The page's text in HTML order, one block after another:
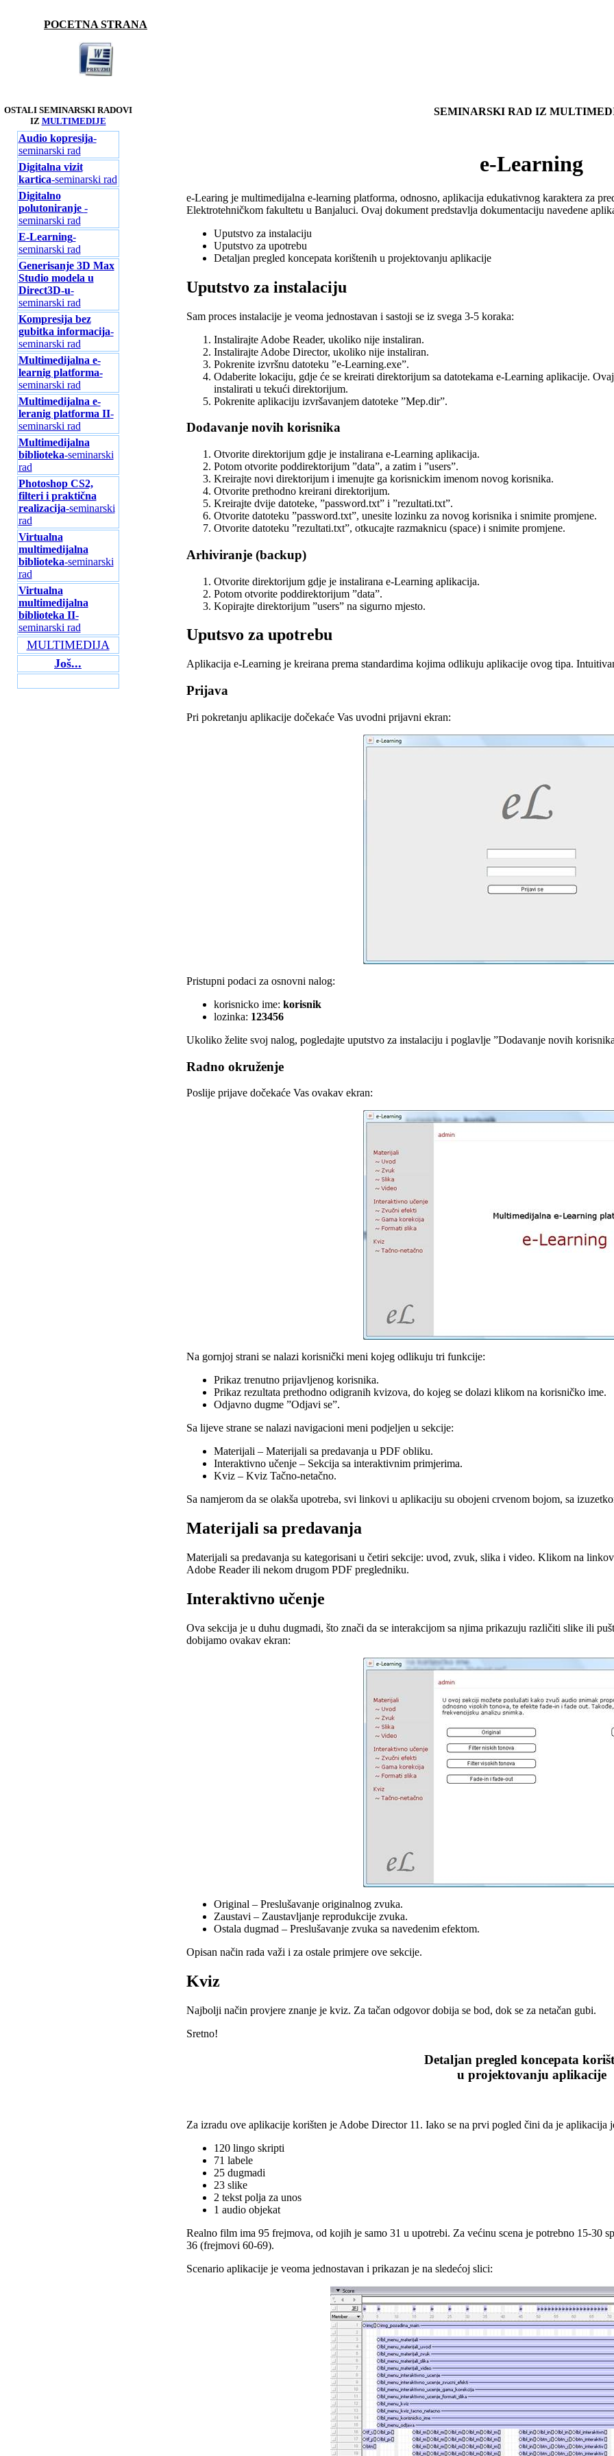
POCETNA STRANA
SEMINARSKI RAD IZ
OSTALI SEMINARSKI RADOVI
IZ MULTIMEDIJE
Audio kopresija-
seminarski rad
Digitalna vizit
kartica-seminarski rad
Digitalno
polutoniranje -
seminarski rad
E-Learning-
seminarski rad
Generisanje 3D Max
Studio modela u
Direct3D-u-
seminarski rad
Kompresija bez
gubitka informacija-
seminarski rad
Multimedijalna e-
learnig platforma-
seminarski rad
Multimedijalna e-
leranig platforma II-
seminarski rad
Multimedijalna
biblioteka-seminarski
rad
Photoshop CS2,
filteri i praktična
realizacija-seminarski
rad
Virtualna
multimedijalna
biblioteka-seminarski
rad
Virtualna
multimedijalna
biblioteka II-
seminarski rad
MULTIMEDIJA
Još...
e-Learning
e-Learing je multimedijalna e-learning platforma, odnosno, aplikacija edukativnog karaktera za
Elektrotehničkom fakultetu u Banjaluci. Ovaj dokument predstavlja dokumentaciju navedene
Uputstvo za instalaciju
Uputstvo za upotrebu
Detaljan pregled koncepata korištenih u projektovanju aplikacije
Uputstvo za instalaciju
Sam proces instalacije je veoma jednostavan i sastoji se iz svega 3-5 koraka:
Instalirajte Adobe Reader, ukoliko nije instaliran.
Instalirajte Adobe Director, ukoliko nije instaliran.
Pokrenite izvršnu datoteku ”e-Learning.exe”.
Odaberite lokaciju, gdje će se kreirati direktorijum sa datotekama e-Learning aplikacije.
instalirati u tekući direktorijum.
Pokrenite aplikaciju izvršavanjem datoteke ”Mep.dir”.
Dodavanje novih korisnika
Otvorite direktorijum gdje je instalirana e-Learning aplikacija.
Potom otvorite poddirektorijum ”data”, a zatim i ”users”.
Kreirajte novi direktorijum i imenujte ga korisnickim imenom novog korisnika.
Otvorite prethodno kreirani direktorijum.
Kreirajte dvije datoteke, ”password.txt” i ”rezultati.txt”.
Otvorite datoteku ”password.txt”, unesite lozinku za novog korisnika i snimite promjene.
Otvorite datoteku ”rezultati.txt”, otkucajte razmaknicu (space) i snimite promjene.
Arhiviranje (backup)
Otvorite direktorijum gdje je instalirana e-Learning aplikacija.
Potom otvorite poddirektorijum ”data”.
Kopirajte direktorijum ”users” na sigurno mjesto.
Uputsvo za upotrebu
Aplikacija e-Learning je kreirana prema standardima kojima odlikuju aplikacije ovog tipa.
Prijava
Pri pokretanju aplikacije dočekaće Vas uvodni prijavni ekran:
Pristupni podaci za osnovni nalog:
korisnicko ime: korisnik
lozinka: 123456
Ukoliko želite svoj nalog, pogledajte uputstvo za instalaciju i poglavlje ”Dodavanje novih
Radno okruženje
Poslije prijave dočekaće Vas ovakav ekran:
Na gornjoj strani se nalazi korisnički meni kojeg odlikuju tri funkcije:
Prikaz trenutno prijavljenog korisnika.
Prikaz rezultata prethodno odigranih kvizova, do kojeg se dolazi klikom na korisničko ime.
Odjavno dugme ”Odjavi se”.
Sa lijeve strane se nalazi navigacioni meni podjeljen u sekcije:
Materijali – Materijali sa predavanja u PDF obliku.
Interaktivno učenje – Sekcija sa interaktivnim primjerima.
Kviz – Kviz Tačno-netačno.
Sa namjerom da se olakša upotreba, svi linkovi u aplikaciju su obojeni crvenom bojom, sa
Materijali sa predavanja
Materijali sa predavanja su kategorisani u četiri sekcije: uvod, zvuk, slika i video. Klikom na
Adobe Reader ili nekom drugom PDF pregledniku.
Interaktivno učenje
Ova sekcija je u duhu dugmadi, što znači da se interakcijom sa njima prikazuju različiti slike ili
dobijamo ovakav ekran:
Original – Preslušavanje originalnog zvuka.
Zaustavi – Zaustavljanje reprodukcije zvuka.
Ostala dugmad – Preslušavanje zvuka sa navedenim efektom.
Opisan način rada važi i za ostale primjere ove sekcije.
Kviz
Najbolji način provjere znanje je kviz. Za tačan odgovor dobija se bod, dok se za netačan gubi.
Sretno!
Detaljan pregled koncepata
u projektovanju aplikacije
Za izradu ove aplikacije korišten je Adobe Director 11. Iako se na prvi pogled čini da je aplikacija
120 lingo skripti
71 labele
25 dugmadi
23 slike
2 tekst polja za unos
1 audio objekat
Realno film ima 95 frejmova, od kojih je samo 31 u upotrebi. Za većinu scena je potrebno 15-30
36 (frejmovi 60-69).
Scenario aplikacije je veoma jednostavan i prikazan je na sledećoj slici: